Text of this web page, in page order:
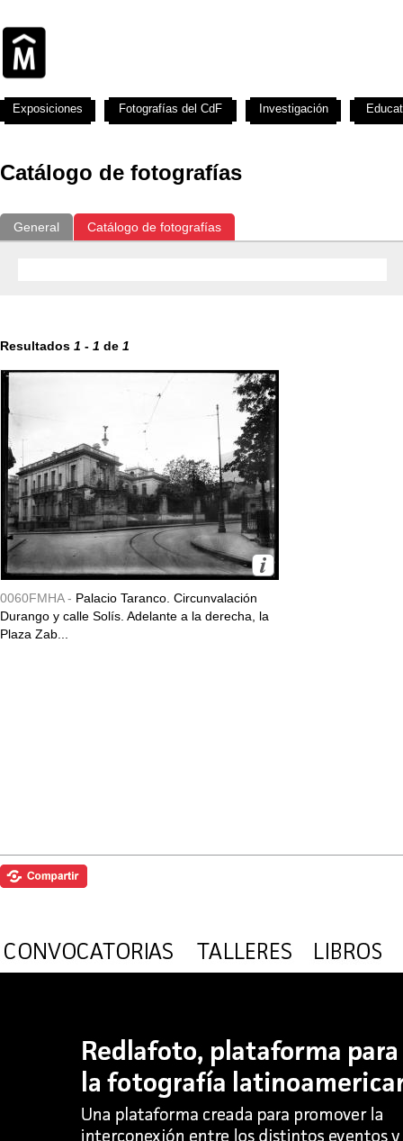
Catálogo de fotografías
General Catálogo de fotografías
Resultados 1 - 1 de 1
0060FMHA - Palacio Taranco. Circunvalación
Durango y calle Solís. Adelante a la derecha, la
Plaza Zab...
Exposiciones Fotografías del CdF Investigación